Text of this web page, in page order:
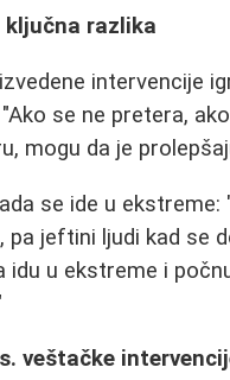
razlika
intervencije
se ne pretera,
mogu da je
se ide u ekstreme:
jeftini ljudi kad se
idu u ekstreme i
veštačke